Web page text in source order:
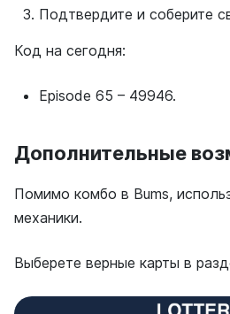
Подтвердите и соберите
Код на сегодня:
Episode 65 – 49946.
Дополнительные
Помимо комбо в Bums,
механики.
Выберете верные карты в